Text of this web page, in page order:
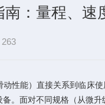
：量程、速
能）直接关系到临床使
。面对不同规格（从微